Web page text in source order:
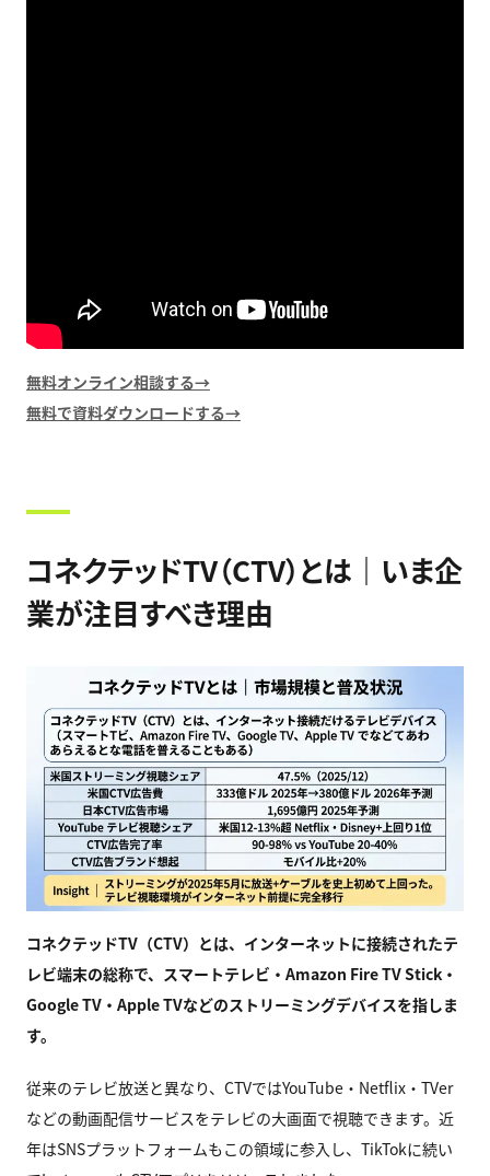
無料オンライン相談する→
無料で資料ダウンロードする→
コネクテッドTV（CTV）とは｜いま企
業が注目すべき理由
コネクテッドTV（CTV）とは、インターネットに接続されたテ
レビ端末の総称で、スマートテレビ・Amazon Fire TV Stick・
Google TV・Apple TVなどのストリーミングデバイスを指しま
す。
従来のテレビ放送と異なり、CTVではYouTube・Netflix・TVer
などの動画配信サービスをテレビの大画面で視聴できます。近
年はSNSプラットフォームもこの領域に参入し、TikTokに続い